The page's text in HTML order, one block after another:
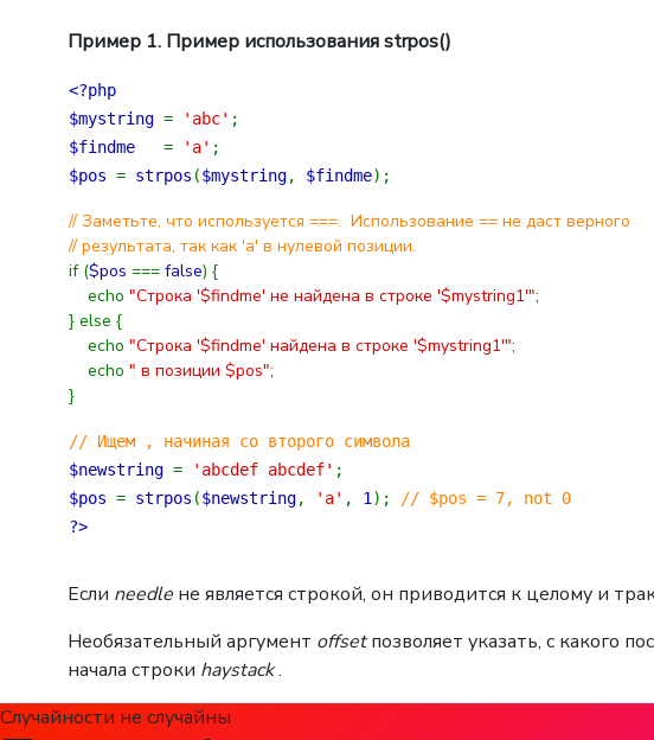
Пример 1. Пример использованияstrpos()
<?php
$mystring = 'abc' ;
$findme = 'a' ;
$pos = strpos ($mystring, $findme);
// Заметьте, что используется ===. Использование == не даст верного
// результата, так как 'a' в нулевой позиции.
if ($pos === false) {
echo "Строка '$findme' не найдена в строке '$mystring1'";
} else {
echo "Строка '$findme' найдена в строке '$mystring1'";
echo " в позиции $pos";
}
// Ищем , начиная со второго символа
$newstring = 'abcdef abcdef' ;
$pos = strpos ($newstring, 'a' , 1); // $pos = 7, not 0
?>
Если needle не является строкой, он приводится к целому и
Необязательный аргумент offsetпозволяет указать, с какого
начала строки haystack.
Случайности не случайны